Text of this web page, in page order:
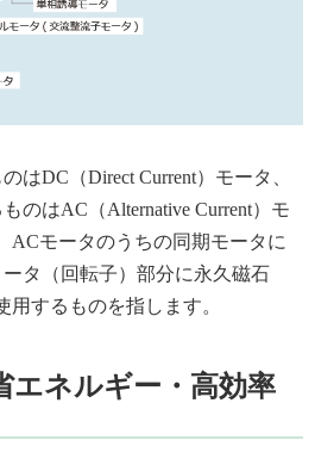
はDC（Direct Current）モータ、
のはAC（Alternative Current）モ
ACモータのうちの同期モータに
タ（回転子）部分に永久磁石
用するものを指します。
エネルギー・高効率